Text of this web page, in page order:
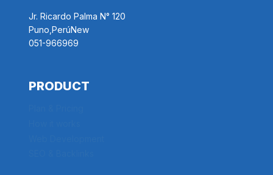
Jr. Ricardo Palma N° 120
Puno,PerúNew
051-966969
PRODUCT